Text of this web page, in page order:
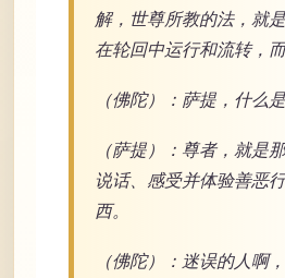
解，世尊所教的法，就
在轮回中运行和流转，而
（佛陀）：萨提，什么
（萨提）：尊者，就是
说话、感受并体验善恶
西。
（佛陀）：迷误的人啊